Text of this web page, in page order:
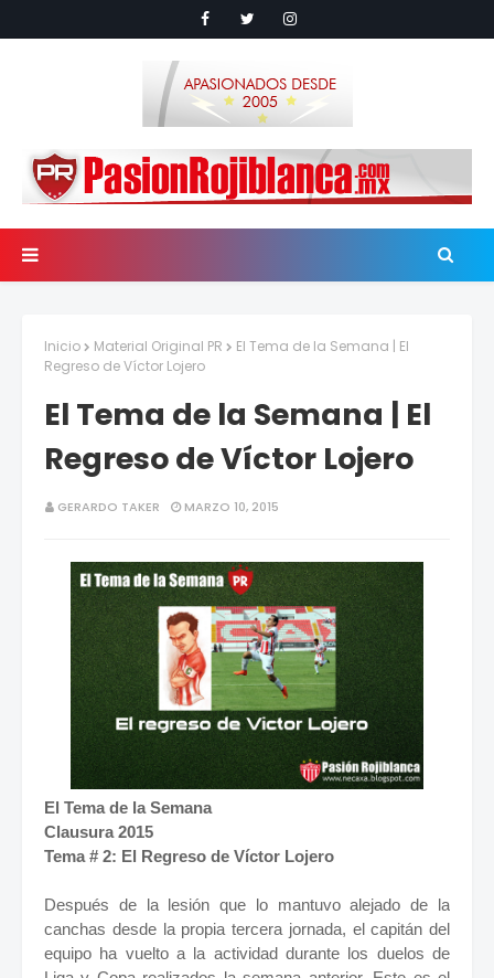
Inicio Material Original PR
El Tema de la Semana | El
Regreso de Víctor Lojero
El Tema de la Semana | El
Regreso de Víctor Lojero
GERARDO TAKER MARZO 10, 2015
El Tema de la Semana
Clausura 2015
Tema # 2: El Regreso de Víctor Lojero
Después de la lesión que lo mantuvo alejado de la
canchas desde la propia tercera jornada, el capitán del
equipo ha vuelto a la actividad durante los duelos de